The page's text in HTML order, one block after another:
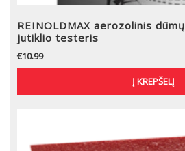
REINOLDMAX aerozolinis
jutiklio testeris
€10.99
Į KREPŠELĮ